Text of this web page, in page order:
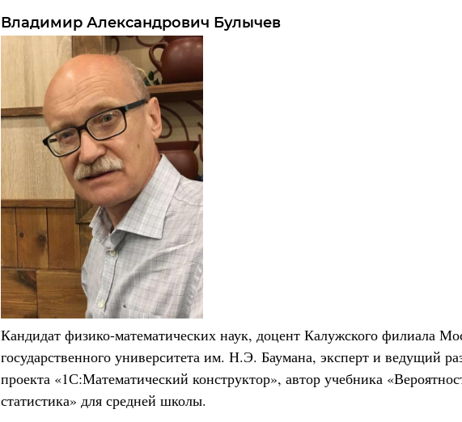
Владимир Александрович Булычев
Кандидат физико-математических наук, доцент Калужского филиала
государственного университета им. Н.Э. Баумана, эксперт и ведущий
проекта «1С:Математический конструктор», автор учебника
статистика» для средней школы.